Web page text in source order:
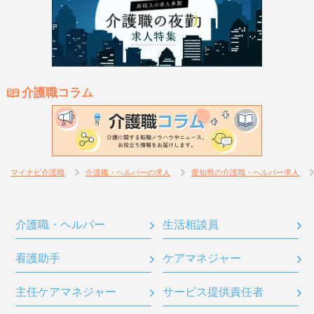
介護職コラム
マイナビ介護職 介護職・ヘルパーの求人 愛知県の介護職・ヘルパー求人
介護職・ヘルパー 生活相談員
看護助手 ケアマネジャー
主任ケアマネジャー サービス提供責任者